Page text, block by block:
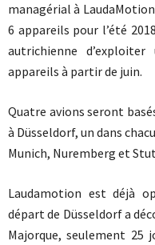
managérial à
6 appareils pour l’été
autrichienne
appareils à partir de juin.
Quatre avions seront
à Düsseldorf, un dans
Munich, Nuremberg et
Laudamotion est déjà
départ de Düsseldorf a
Majorque, seulement 25